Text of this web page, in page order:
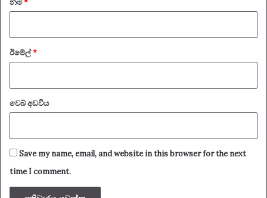
නම*
ඊමේල්*
වෙබ් අඩවිය
Save my name, email, and website in this browser for the next
time I comment.